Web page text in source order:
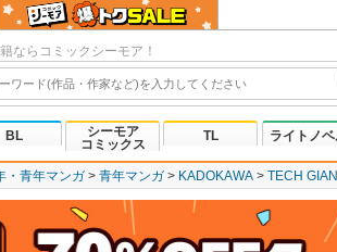
ならコミックシーモア！
BL
シーモア
コミックス
TL ライトノ
・青年マンガ 青年マンガ KADOKAWA TECH